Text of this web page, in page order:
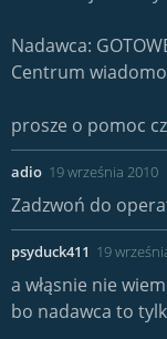
Nadawca:
Centrum
prosze o pomoc
adio 19 września 2010
Zadzwoń do
psyduck411 19
a włąsnie nie
bo nadawca to